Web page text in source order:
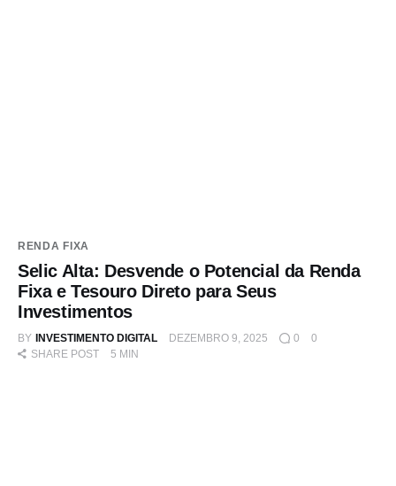
RENDA FIXA
Selic Alta: Desvende o Potencial da Renda
Fixa e Tesouro Direto para Seus
Investimentos
BY INVESTIMENTO DIGITAL DEZEMBRO 9, 2025 0
0
SHARE POST
5 MIN